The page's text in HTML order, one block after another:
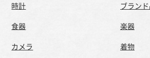
時計
ブラン
食器
楽器
カメラ
着物